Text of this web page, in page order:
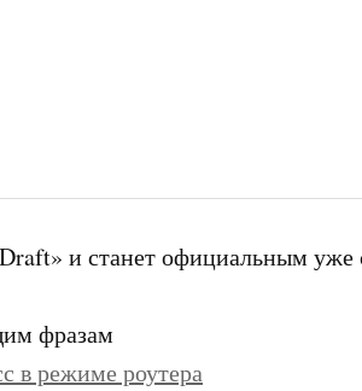
и станет официальным уже
фразам
в режиме роутера